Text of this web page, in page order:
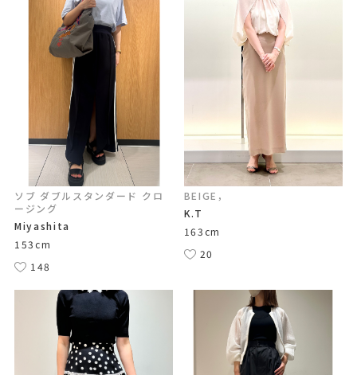
ソブ ダブルスタンダード クロ
ージング
Miyashita
153cm
148
BEIGE，
K.T
163cm
20